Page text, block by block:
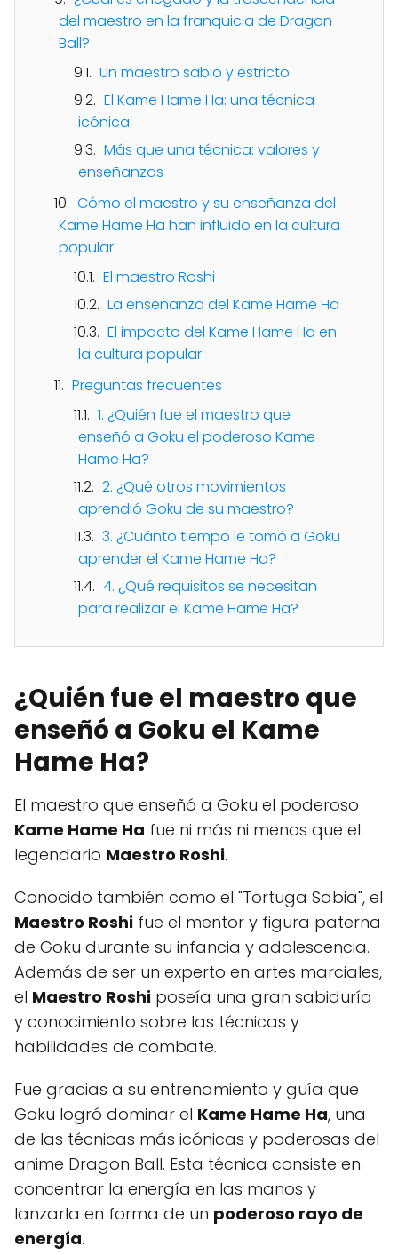
del maestro en la franquicia de Dragon
Ball?
Un maestro sabio y estricto
El Kame Hame Ha: una técnica
icónica
Más que una técnica: valores y
enseñanzas
Cómo el maestro y su enseñanza del
Kame Hame Ha han influido en la cultura
popular
El maestro Roshi
La enseñanza del Kame Hame Ha
El impacto del Kame Hame Ha en
la cultura popular
Preguntas frecuentes
1. ¿Quién fue el maestro que
enseñó a Goku el poderoso Kame
Hame Ha?
2. ¿Qué otros movimientos
aprendió Goku de su maestro?
3. ¿Cuánto tiempo le tomó a Goku
aprender el Kame Hame Ha?
4. ¿Qué requisitos se necesitan
para realizar el Kame Hame Ha?
¿Quién fue el maestro que
enseñó a Goku el Kame
Hame Ha?
El maestro que enseñó a Goku el poderoso
Kame Hame Ha fue ni más ni menos que el
legendario Maestro Roshi.
Conocido también como el "Tortuga Sabia", el
Maestro Roshi fue el mentor y figura paterna
de Goku durante su infancia y adolescencia.
Además de ser un experto en artes marciales,
el Maestro Roshi poseía una gran sabiduría
y conocimiento sobre las técnicas y
habilidades de combate.
Fue gracias a su entrenamiento y guía que
Goku logró dominar el Kame Hame Ha, una
de las técnicas más icónicas y poderosas del
anime Dragon Ball. Esta técnica consiste en
concentrar la energía en las manos y
lanzarla en forma de un poderoso rayo de
energía.